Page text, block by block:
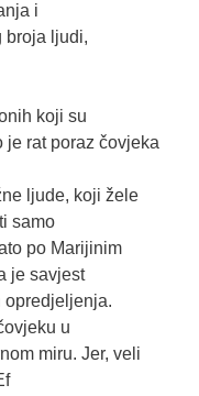
i
broja ljudi,
koji su
je rat poraz čovjeka
ljude, koji žele
samo
po Marijinim
je savjest
opredjeljenja.
u
miru. Jer, veli